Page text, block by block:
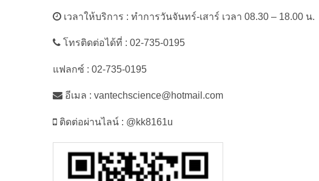
เวลาให้บริการ : ทำการวันจันทร์-เสาร์ เวลา 08.30 – 18.00 น.
โทรติดต่อได้ที่ : 02-735-0195
แฟลกซ์ : 02-735-0195
อีเมล : vantechscience@hotmail.com
ติดต่อผ่านไลน์ : @kk8161u